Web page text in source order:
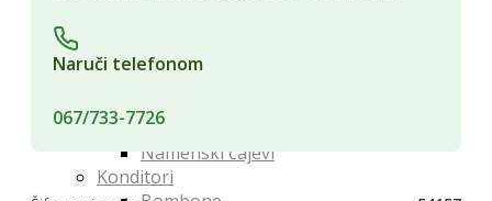
Vina
Kafa i zamena za kafu
Namenski čajevi
Konditori
Naruči telefonom
067/733-7726